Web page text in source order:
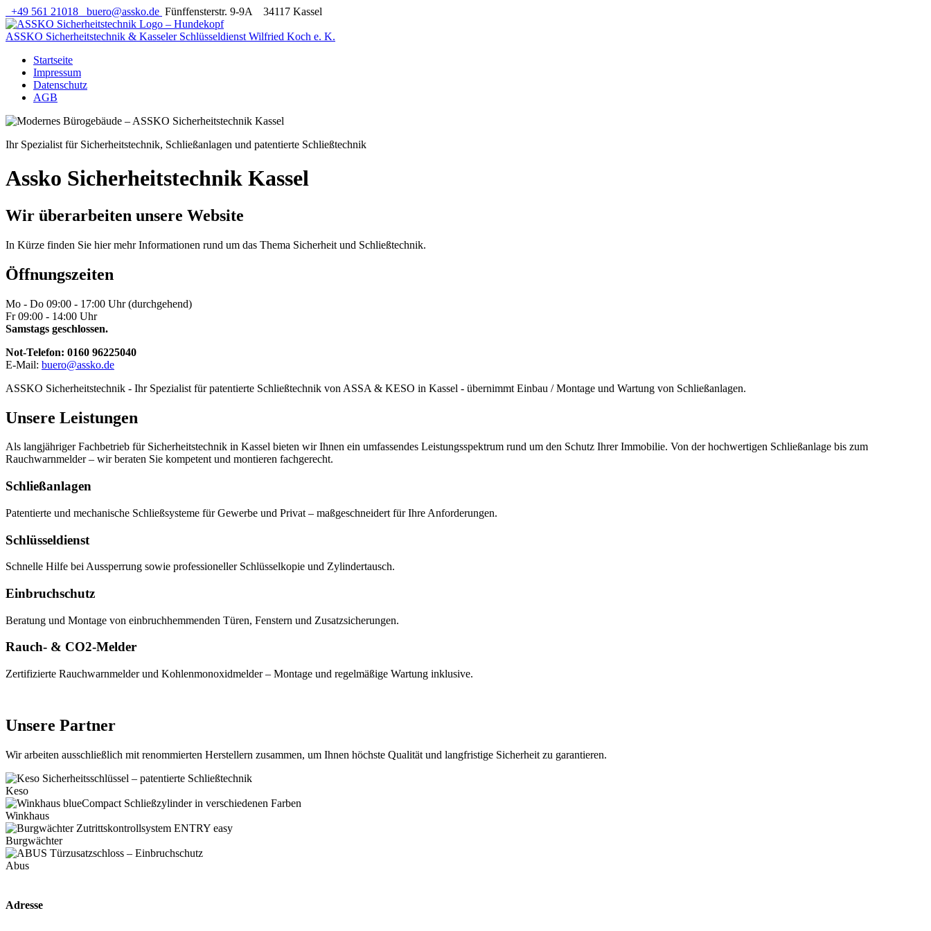
+49 561 21018 buero@assko.de Fünffensterstr. 9-9A 34117 Kassel
ASSKO Sicherheitstechnik & Kasseler Schlüsseldienst Wilfried Koch e. K.
Startseite
Impressum
Datenschutz
AGB
Ihr Spezialist für Sicherheitstechnik, Schließanlagen und patentierte Schließtechnik
Assko Sicherheitstechnik Kassel
Wir überarbeiten unsere Website
In Kürze finden Sie hier mehr Informationen rund um das Thema Sicherheit und Schließtechnik.
Öffnungszeiten
Mo - Do 09:00 - 17:00 Uhr (durchgehend)
Fr 09:00 - 14:00 Uhr
Samstags geschlossen.
Not-Telefon: 0160 96225040
E-Mail: buero@assko.de
ASSKO Sicherheitstechnik - Ihr Spezialist für patentierte Schließtechnik von ASSA & KESO in Kassel - übernimmt Einbau / Montage und Wartung von Schließanlagen.
Unsere Leistungen
Als langjähriger Fachbetrieb für Sicherheitstechnik in Kassel bieten wir Ihnen ein umfassendes Leistungsspektrum rund um den Schutz Ihrer Immobilie. Von der hochwertigen Schließanlage bis zum
Rauchwarnmelder – wir beraten Sie kompetent und montieren fachgerecht.
Schließanlagen
Patentierte und mechanische Schließsysteme für Gewerbe und Privat – maßgeschneidert für Ihre Anforderungen.
Schlüsseldienst
Schnelle Hilfe bei Aussperrung sowie professioneller Schlüsselkopie und Zylindertausch.
Einbruchschutz
Beratung und Montage von einbruchhemmenden Türen, Fenstern und Zusatzsicherungen.
Rauch- & CO2-Melder
Zertifizierte Rauchwarnmelder und Kohlenmonoxidmelder – Montage und regelmäßige Wartung inklusive.
Unsere Partner
Wir arbeiten ausschließlich mit renommierten Herstellern zusammen, um Ihnen höchste Qualität und langfristige Sicherheit zu garantieren.
Keso
Winkhaus
Burgwächter
Abus
Adresse